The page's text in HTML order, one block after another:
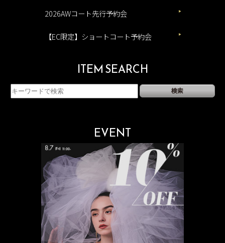
2026AWコート先行予約会
【EC限定】ショートコート予約会
ITEM SEARCH
EVENT